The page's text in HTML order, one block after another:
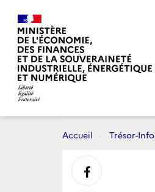
Accueil Trésor-Info
Partager